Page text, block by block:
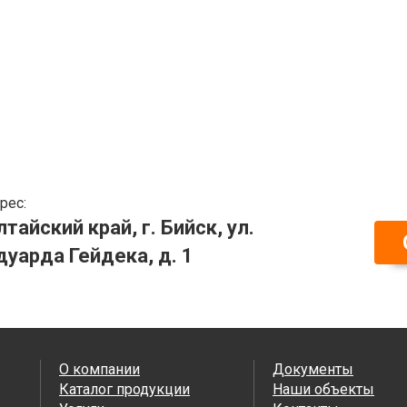
край, г. Бийск, ул.
Гейдека, д. 1
О компании
Каталог продукции
Документы
Наши объекты